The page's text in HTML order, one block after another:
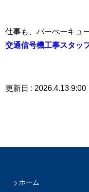
仕事も、バーべーキュ
交通信号機工事スタッ
更新日 : 2026.4.13 9:00
ホーム